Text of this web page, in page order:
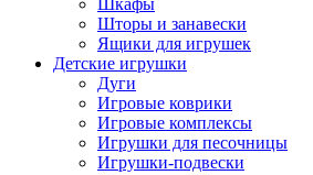
Шкафы
Шторы и занавески
Ящики для игрушек
Детские игрушки
Дуги
Игровые коврики
Игровые комплексы
Игрушки для песочницы
Игрушки-подвески